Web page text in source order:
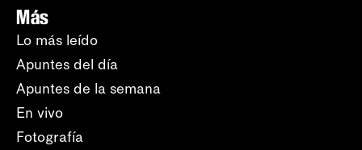
Más
Lo más leído
Apuntes del día
Apuntes de la semana
En vivo
Fotografía